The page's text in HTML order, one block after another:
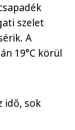
szelet
A
19°C körül
idő, sok